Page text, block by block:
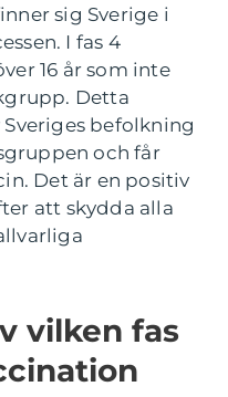
sig Sverige i
I fas 4
16 år som inte
Detta
befolkning
och får
Det är en positiv
att skydda alla
vilken fas